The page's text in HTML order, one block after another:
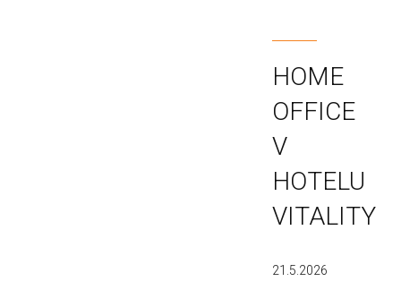
HOME
OFFICE
V
HOTELU
VITALITY
21.5.2026